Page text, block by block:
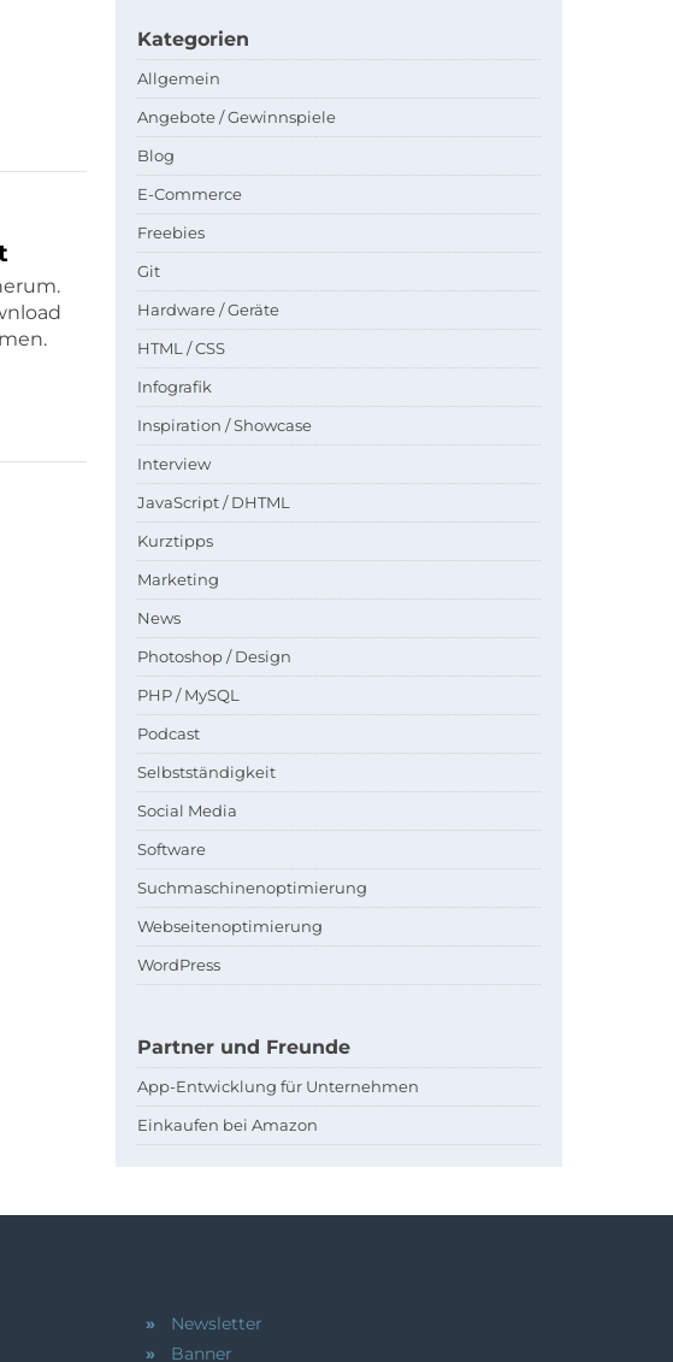
Kategorien
Allgemein
Angebote / Gewinnspiele
Blog
E-Commerce
Freebies
Git
Hardware / Geräte
HTML / CSS
Infografik
Inspiration / Showcase
Interview
JavaScript / DHTML
Kurztipps
Marketing
News
Photoshop / Design
PHP / MySQL
Podcast
Selbstständigkeit
Social Media
Software
Suchmaschinenoptimierung
Webseitenoptimierung
WordPress
Partner und Freunde
App-Entwicklung für Unternehmen
Einkaufen bei Amazon
Newsletter
Banner